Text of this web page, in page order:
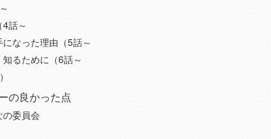
話～
なった理由（5話～
るために（6話～
の良かった点
委員会